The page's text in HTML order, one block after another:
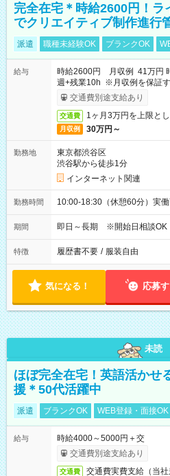
完全在宅＊時給2600円！ラ
でクリエイティブ制作進行
派遣 職種未経験OK ブランクOK
給与
時給2600円 月収例 41万円
週+残業10h ※月収例を保証
受取りサービス利用可（利用
交通費別途支給あり
交通費 1ヶ月3万円を上限と
月収例 30万円～
勤務地
東京都渋谷区
渋谷駅から徒歩1分
インターネット関連
勤務時間 10:00-18:30（休憩60分）実
期間 即日～長期 ※開始日相談OK
特徴 履歴書不要 / 服装自由
気になる！ 応募
未読
ほぼ完全在宅！英語活かせ
援＊50代活躍中
派遣 ブランクOK WEB登録・面接OK
給与
時給4000～5000円＋交
交通費別途支給あり
交通費 交通費実費支給（当社